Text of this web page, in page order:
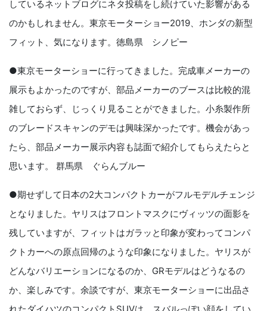
しているネットブログにネタ投稿をし続けていた影響がある
のかもしれません。東京モーターショー2019、ホンダの新型
フィット、気になります。徳島県 シノピー
●東京モーターショーに行ってきました。完成車メーカーの
展示もよかったのですが、部品メーカーのブースは比較的混
雑しておらず、じっくり見ることができました。小糸製作所
のブレードスキャンのデモは興味深かったです。機会があっ
たら、部品メーカー展示内容も誌面で紹介してもらえたらと
思います。 群馬県 ぐらんブルー
●期せずして日本の2大コンパクトカーがフルモデルチェンジ
となりました。ヤリスはフロントマスクにヴィッツの面影を
残していますが、フィットはガラッと印象が変わってコンパ
クトカーへの原点回帰のような印象になりました。ヤリスが
どんなバリエーションになるのか、GRモデルはどうなるの
か、楽しみです。余談ですが、東京モーターショーに出品さ